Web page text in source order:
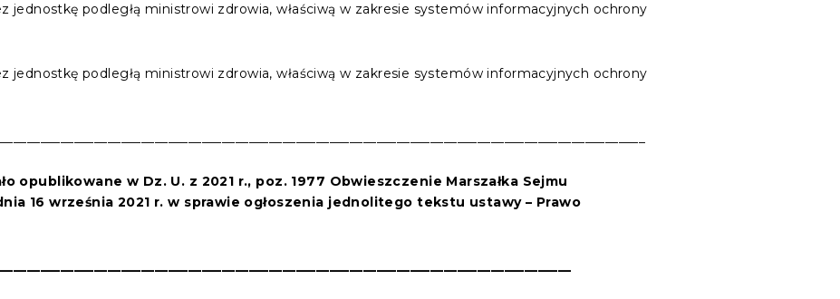
jednostkę podległą ministrowi zdrowia, właściwą w zakresie systemów informacyjnych ochrony
jednostkę podległą ministrowi zdrowia, właściwą w zakresie systemów informacyjnych ochrony
opublikowane w Dz. U. z 2021 r., poz. 1977 Obwieszczenie Marszałka Sejmu
16 września 2021 r. w sprawie ogłoszenia jednolitego tekstu ustawy– Prawo